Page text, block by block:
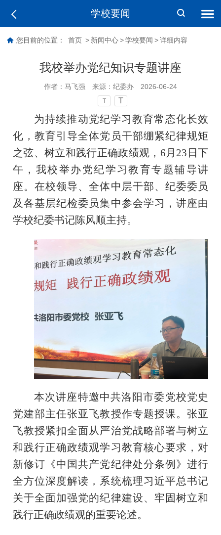
学校要闻
您目前的位置： 首页 > 新闻中心 > 学校要闻 > 详细内容
我校举办党纪知识专题讲座
作者： 马飞强 来源： 纪委办 2026-06-24
T T
为持续推动党纪学习教育常态化长效
化，教育引导全体党员干部绷紧纪律规矩
之弦、树立和践行正确政绩观，6月23日下
午，我校举办党纪学习教育专题辅导讲
座。在校领导、全体中层干部、纪委委员
及各基层纪检委员集中参会学习，讲座由
学校纪委书记陈风顺主持。
本次讲座特邀中共洛阳市委党校党史
党建部主任张亚飞教授作专题授课。张亚
飞教授紧扣全面从严治党战略部署与树立
和践行正确政绩观学习教育核心要求，对
新修订《中国共产党纪律处分条例》进行
全方位深度解读，系统梳理习近平总书记
关于全面加强党的纪律建设、牢固树立和
践行正确政绩观的重要论述。